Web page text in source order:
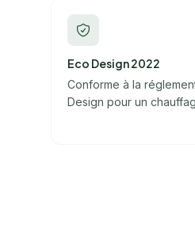
Eco Design 2022
Conforme à la
Design pour un